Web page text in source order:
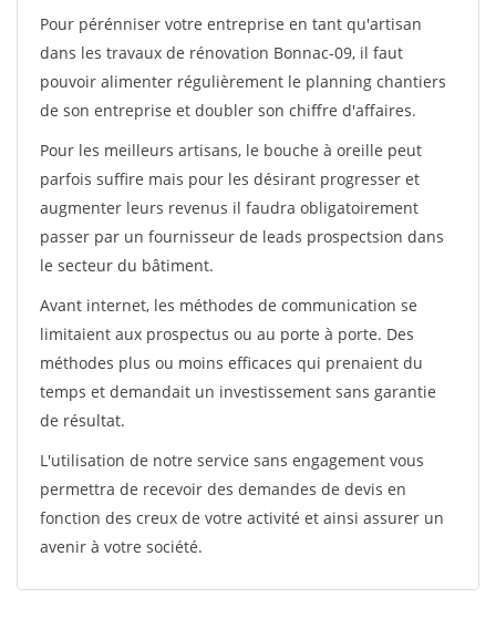
Pour pérénniser votre entreprise en tant qu'artisan
dans les travaux de rénovation Bonnac-09, il faut
pouvoir alimenter régulièrement le planning chantiers
de son entreprise et doubler son chiffre d'affaires.
Pour les meilleurs artisans, le bouche à oreille peut
parfois suffire mais pour les désirant progresser et
augmenter leurs revenus il faudra obligatoirement
passer par un fournisseur de leads prospectsion dans
le secteur du bâtiment.
Avant internet, les méthodes de communication se
limitaient aux prospectus ou au porte à porte. Des
méthodes plus ou moins efficaces qui prenaient du
temps et demandait un investissement sans garantie
de résultat.
L'utilisation de notre service sans engagement vous
permettra de recevoir des demandes de devis en
fonction des creux de votre activité et ainsi assurer un
avenir à votre société.